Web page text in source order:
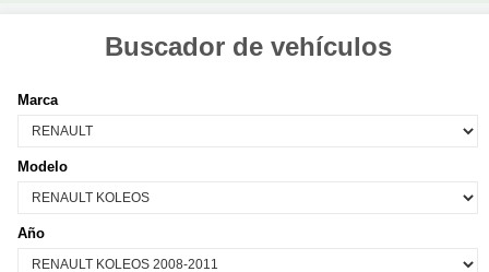
Buscador de vehículos
Marca
Modelo
Año